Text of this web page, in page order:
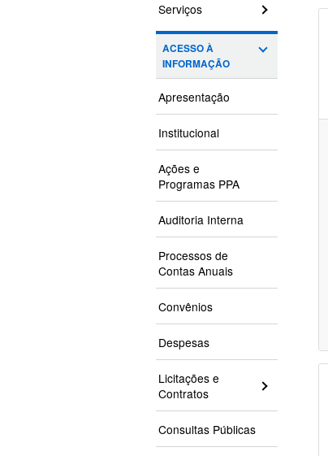
Serviços
ACESSO À
INFORMAÇÃO
Apresentação
Institucional
Ações e
Programas PPA
Auditoria Interna
Processos de
Contas Anuais
Convênios
Despesas
Licitações e
Contratos
Consultas Públicas